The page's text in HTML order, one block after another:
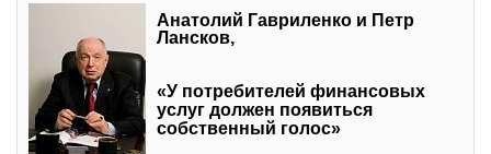
Анатолий Гавриленко и Петр
Лансков,
«У потребителей финансовых
услуг должен появиться
собственный голос»